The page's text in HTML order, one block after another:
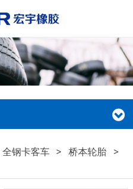
全钢卡客车 > 桥本轮胎 >